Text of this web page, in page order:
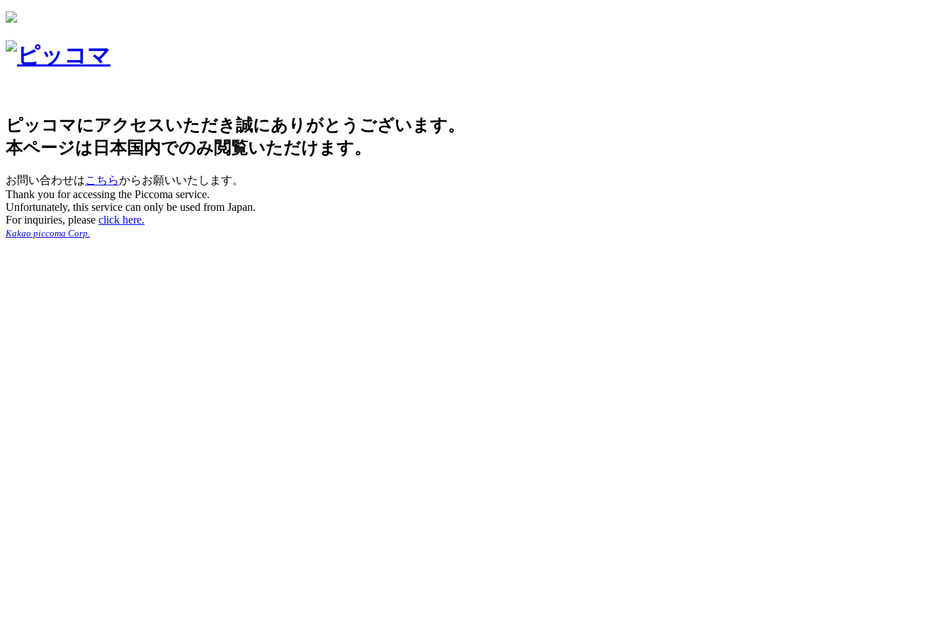
ピッコマにアクセスいただき誠にありがとうございます。
本ページは日本国内でのみ閲覧いただけます。
お問い合わせはこちらからお願いいたします。
Thank you for accessing the Piccoma service.
Unfortunately, this service can only be used from Japan.
For inquiries, please click here.
Kakao piccoma Corp.